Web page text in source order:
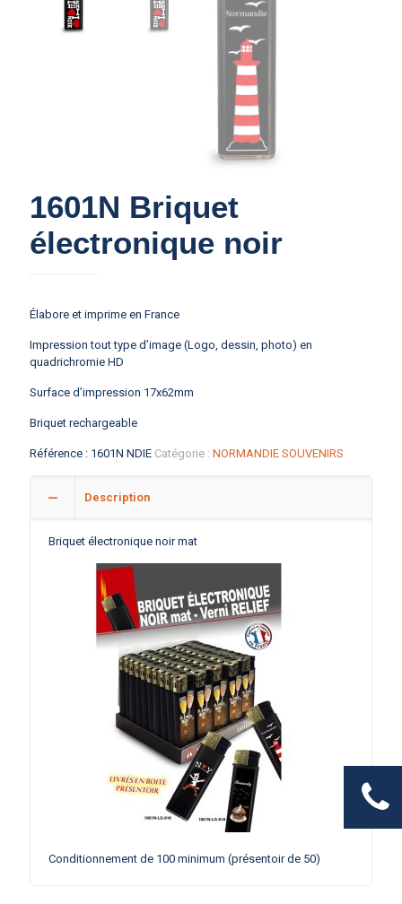
1601N Briquet
électronique noir
Élabore et imprime en France
Impression tout type d’image (Logo, dessin, photo) en
quadrichromie HD
Surface d’impression 17x62mm
Briquet rechargeable
Référence : 1601N NDIE Catégorie : NORMANDIE SOUVENIRS
Description
Briquet électronique noir mat
Conditionnement de 100 minimum (présentoir de 50)